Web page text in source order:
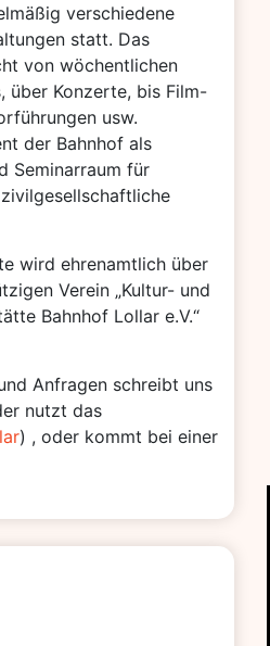
verschiedene
statt. Das
von wöchentlichen
über Konzerte, bis Film-
usw.
der Bahnhof als
Seminarraum für
wird ehrenamtlich über
Verein „Kultur- und
Bahnhof Lollar e.V.“
Anfragen schreibt uns
nutzt das
) , oder kommt bei einer